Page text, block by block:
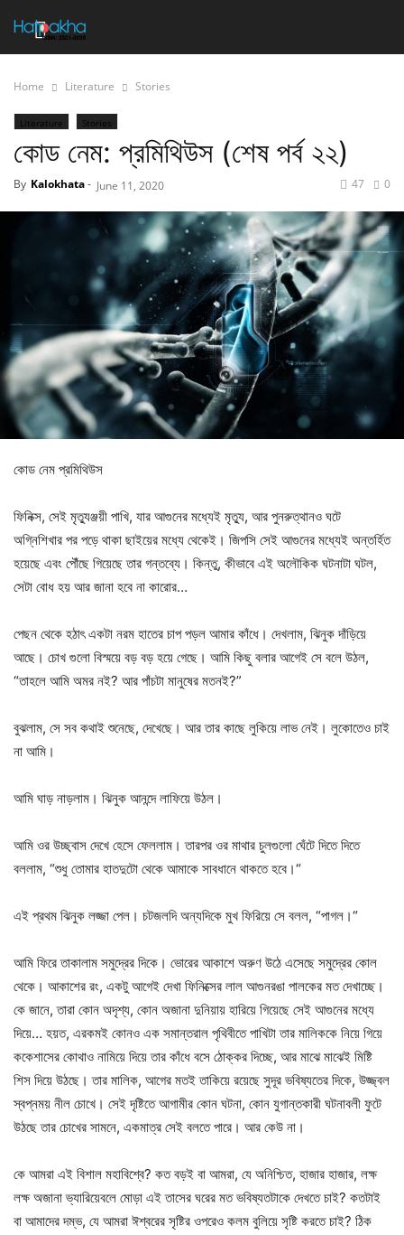
Home Literature Stories
Literature Stories
কোড নেম: প্রমিথিউস (শেষ পর্ব ২২)
By Kalokhata- June 11, 2020 0
47
কোড নেম প্রমিথিউস
ফিনিক্স, সেই মৃত্যুঞ্জয়ী পাখি, যার আগুনের মধ্যেই মৃত্যু, আর পুনরুত্থানও ঘটে
অগ্নিশিখার পর পড়ে থাকা ছাইয়ের মধ্যে থেকেই। জিপসি সেই আগুনের মধ্যেই অন্তর্হিত
হয়েছে এবং পৌঁছে গিয়েছে তার গন্তব্যে। কিন্তু, কীভাবে এই অলৌকিক ঘটনাটা ঘটল,
সেটা বোধ হয় আর জানা হবে না কারোর…
পেছন থেকে হঠাৎ একটা নরম হাতের চাপ পড়ল আমার কাঁধে। দেখলাম, ঝিনুক দাঁড়িয়ে
আছে। চোখ গুলো বিস্ময়ে বড় বড় হয়ে গেছে। আমি কিছু বলার আগেই সে বলে উঠল,
“তাহলে আমি অমর নই? আর পাঁচটা মানুষের মতনই?”
বুঝলাম, সে সব কথাই শুনেছে, দেখেছে। আর তার কাছে লুকিয়ে লাভ নেই। লুকোতেও চাই
না আমি।
আমি ঘাড় নাড়লাম। ঝিনুক আনন্দে লাফিয়ে উঠল।
আমি ওর উচ্ছ্বাস দেখে হেসে ফেললাম। তারপর ওর মাথার চুলগুলো ঘেঁটে দিতে দিতে
বললাম, “শুধু তোমার হাতদুটো থেকে আমাকে সাবধানে থাকতে হবে।“
এই প্রথম ঝিনুক লজ্জা পেল। চটজলদি অন্যদিকে মুখ ফিরিয়ে সে বলল, “পাগল।“
আমি ফিরে তাকালাম সমুদ্রের দিকে। ভোরের আকাশে অরুণ উঠে এসেছে সমুদ্রের কোল
থেকে। আকাশের রং, একটু আগেই দেখা ফিনিক্সের লাল আগুনরঙা পালকের মত দেখাচ্ছে।
কে জানে, তারা কোন অদৃশ্য, কোন অজানা দুনিয়ায় হারিয়ে গিয়েছে সেই আগুনের মধ্যে
দিয়ে… হয়ত, এরকমই কোনও এক সমান্তরাল পৃথিবীতে পাখিটা তার মালিককে নিয়ে গিয়ে
ককেশাসের কোথাও নামিয়ে দিয়ে তার কাঁধে বসে ঠোক্কর দিচ্ছে, আর মাঝে মাঝেই মিষ্টি
শিস দিয়ে উঠছে। তার মালিক, আগের মতই তাকিয়ে রয়েছে সুদূর ভবিষ্যতের দিকে, উজ্জ্বল
স্বপ্নময় নীল চোখে। সেই দৃষ্টিতে আগামীর কোন ঘটনা, কোন যুগান্তকারী ঘটনাবলী ফুটে
উঠছে তার চোখের সামনে, একমাত্র সেই বলতে পারে। আর কেউ না।
কে আমরা এই বিশাল মহাবিশ্বে? কত বড়ই বা আমরা, যে অনিশ্চিত, হাজার হাজার, লক্ষ
লক্ষ অজানা ভ্যারিয়েবলে মোড়া এই তাসের ঘরের মত ভবিষ্যতটাকে দেখতে চাই? কতটাই
বা আমাদের দম্ভ, যে আমরা ঈশ্বরের সৃষ্টির ওপরেও কলম বুলিয়ে সৃষ্টি করতে চাই? ঠিক